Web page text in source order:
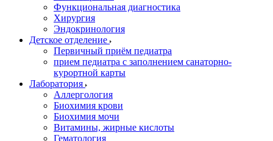
Функциональная диагностика
Хирургия
Эндокринология
Детское отделение
Первичный приём педиатра
прием педиатра с заполнением санаторно-
курортной карты
Лаборатория
Аллергология
Биохимия крови
Биохимия мочи
Витамины, жирные кислоты
Гематология